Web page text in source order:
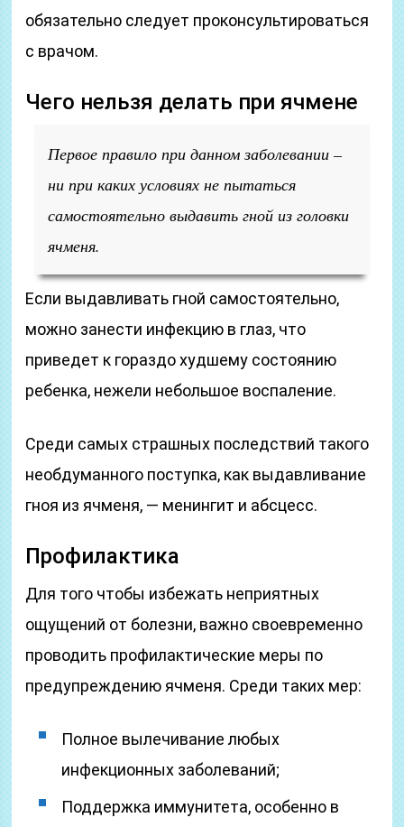
обязательно следует проконсультироваться
с врачом.
Чего нельзя делать при ячмене
Первое правило при данном заболевании –
ни при каких условиях не пытаться
самостоятельно выдавить гной из головки
ячменя.
Если выдавливать гной самостоятельно,
можно занести инфекцию в глаз, что
приведет к гораздо худшему состоянию
ребенка, нежели небольшое воспаление.
Среди самых страшных последствий такого
необдуманного поступка, как выдавливание
гноя из ячменя, — менингит и абсцесс.
Профилактика
Для того чтобы избежать неприятных
ощущений от болезни, важно своевременно
проводить профилактические меры по
предупреждению ячменя. Среди таких мер:
Полное вылечивание любых
инфекционных заболеваний;
Поддержка иммунитета, особенно в